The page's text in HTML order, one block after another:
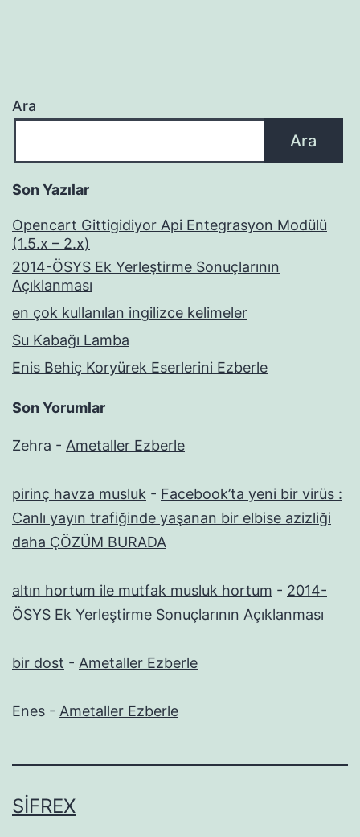
Ara
Ara
Son Yazılar
Opencart Gittigidiyor Api Entegrasyon Modülü
(1.5.x – 2.x)
2014-ÖSYS Ek Yerleştirme Sonuçlarının
Açıklanması
en çok kullanılan ingilizce kelimeler
Su Kabağı Lamba
Enis Behiç Koryürek Eserlerini Ezberle
Son Yorumlar
Zehra - Ametaller Ezberle
pirinç havza musluk - Facebook’ta yeni bir virüs :
Canlı yayın trafiğinde yaşanan bir elbise azizliği
daha ÇÖZÜM BURADA
altın hortum ile mutfak musluk hortum - 2014-
ÖSYS Ek Yerleştirme Sonuçlarının Açıklanması
bir dost - Ametaller Ezberle
Enes - Ametaller Ezberle
SIFREX